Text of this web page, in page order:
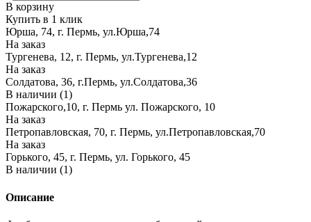
В корзину
Купить в 1 клик
Юрша, 74, г. Пермь, ул.Юрша,74
На заказ
Тургенева, 12, г. Пермь, ул.Тургенева,12
На заказ
Солдатова, 36, г.Пермь, ул.Солдатова,36
В наличии (1)
Пожарского,10, г. Пермь ул. Пожарского, 10
На заказ
Петропавловская, 70, г. Пермь, ул.Петропавловская,70
На заказ
Горького, 45, г. Пермь, ул. Горького, 45
В наличии (1)
Описание